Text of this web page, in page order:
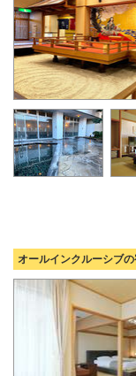
オールインクルーシブ